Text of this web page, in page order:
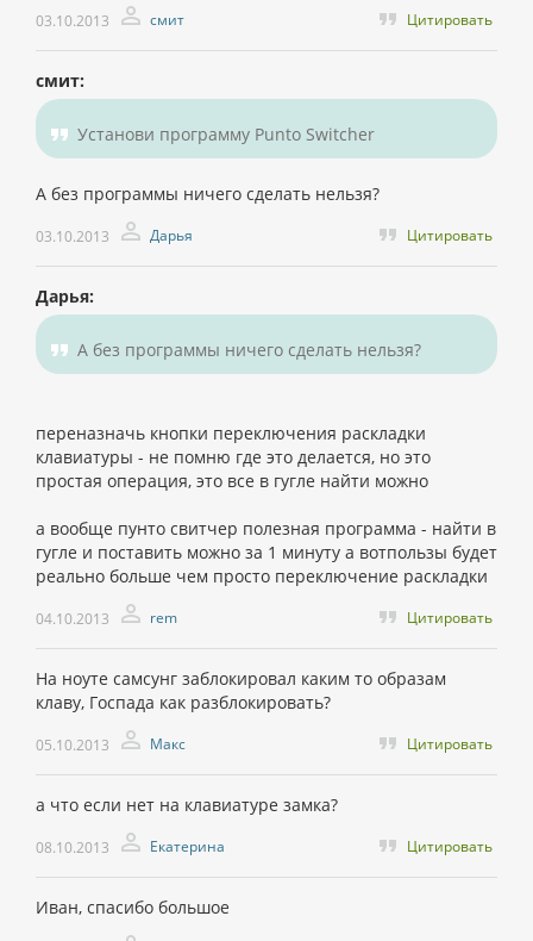
03.10.2013 смит Цитировать
смит:
Установи программу Punto Switcher
А без программы ничего сделать нельзя?
03.10.2013 Дарья Цитировать
Дарья:
А без программы ничего сделать нельзя?
переназначь кнопки переключения раскладки
клавиатуры - не помню где это делается, но это
простая операция, это все в гугле найти можно
а вообще пунто свитчер полезная программа - найти в
гугле и поставить можно за 1 минуту а вотпользы будет
реально больше чем просто переключение раскладки
04.10.2013 rem Цитировать
На ноуте самсунг заблокировал каким то образам
клаву, Госпада как разблокировать?
05.10.2013 Макс Цитировать
а что если нет на клавиатуре замка?
08.10.2013 Екатерина Цитировать
Иван, спасибо большое